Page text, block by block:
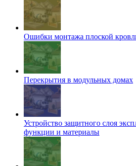
Ошибки монтажа плоской
Перекрытия в модульных домах
Устройство защитного слоя
функции и материалы